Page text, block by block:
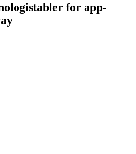
for app-